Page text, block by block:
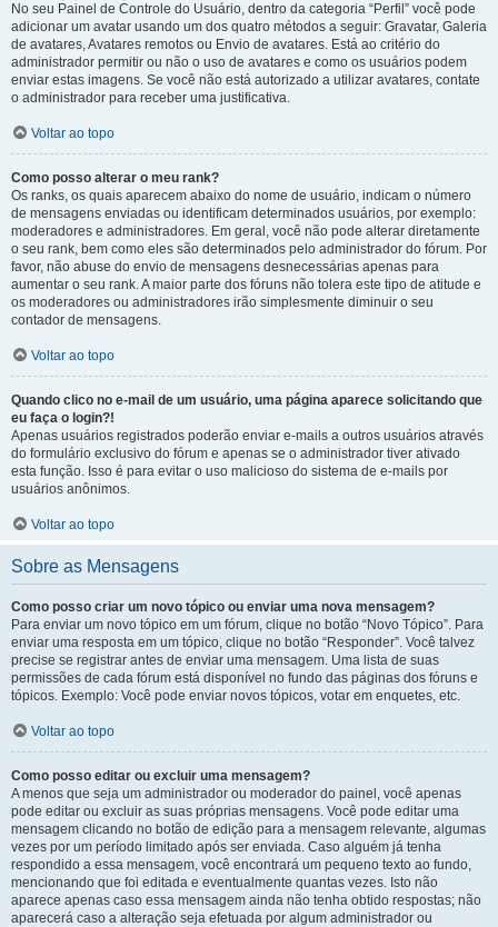
No seu Painel de Controle do Usuário, dentro da categoria “Perfil” você pode
adicionar um avatar usando um dos quatro métodos a seguir: Gravatar, Galeria
de avatares, Avatares remotos ou Envio de avatares. Está ao critério do
administrador permitir ou não o uso de avatares e como os usuários podem
enviar estas imagens. Se você não está autorizado a utilizar avatares, contate
o administrador para receber uma justificativa.
Voltar ao topo
Como posso alterar o meu rank?
Os ranks, os quais aparecem abaixo do nome de usuário, indicam o número
de mensagens enviadas ou identificam determinados usuários, por exemplo:
moderadores e administradores. Em geral, você não pode alterar diretamente
o seu rank, bem como eles são determinados pelo administrador do fórum. Por
favor, não abuse do envio de mensagens desnecessárias apenas para
aumentar o seu rank. A maior parte dos fóruns não tolera este tipo de atitude e
os moderadores ou administradores irão simplesmente diminuir o seu
contador de mensagens.
Voltar ao topo
Quando clico no e-mail de um usuário, uma página aparece solicitando que
eu faça o login?!
Apenas usuários registrados poderão enviar e-mails a outros usuários através
do formulário exclusivo do fórum e apenas se o administrador tiver ativado
esta função. Isso é para evitar o uso malicioso do sistema de e-mails por
usuários anônimos.
Voltar ao topo
Sobre as Mensagens
Como posso criar um novo tópico ou enviar uma nova mensagem?
Para enviar um novo tópico em um fórum, clique no botão “Novo Tópico”. Para
enviar uma resposta em um tópico, clique no botão “Responder”. Você talvez
precise se registrar antes de enviar uma mensagem. Uma lista de suas
permissões de cada fórum está disponível no fundo das páginas dos fóruns e
tópicos. Exemplo: Você pode enviar novos tópicos, votar em enquetes, etc.
Voltar ao topo
Como posso editar ou excluir uma mensagem?
A menos que seja um administrador ou moderador do painel, você apenas
pode editar ou excluir as suas próprias mensagens. Você pode editar uma
mensagem clicando no botão de edição para a mensagem relevante, algumas
vezes por um período limitado após ser enviada. Caso alguém já tenha
respondido a essa mensagem, você encontrará um pequeno texto ao fundo,
mencionando que foi editada e eventualmente quantas vezes. Isto não
aparece apenas caso essa mensagem ainda não tenha obtido respostas; não
aparecerá caso a alteração seja efetuada por algum administrador ou